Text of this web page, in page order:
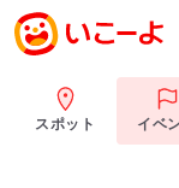
スポット イベ